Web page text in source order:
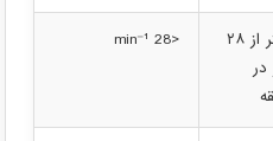
کمتر از ۲۸
در
<28 min⁻¹